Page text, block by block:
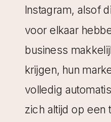
Instagram, alsof
voor elkaar
business
krijgen, hun
volledig
zich altijd op een